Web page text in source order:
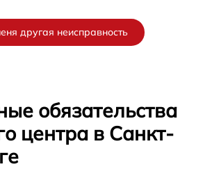
другая неисправность
обязательства
центра в Санкт-